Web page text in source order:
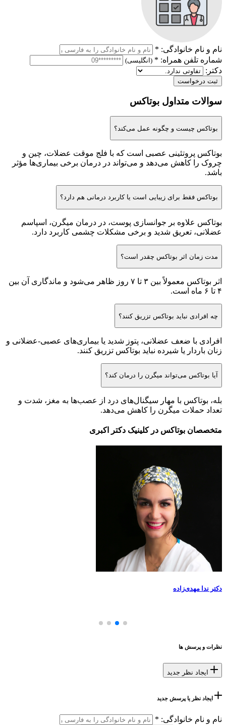
نام و نام خانوادگی: *
شماره تلفن همراه: * (انگلیسی)
دکتر:
ثبت درخواست
سوالات متداول بوتاکس
بوتاکس چیست و چگونه عمل می‌کند؟
بوتاکس پروتئینی عصبی است که با فلج موقت عضلات، چین و
چروک را کاهش می‌دهد و می‌تواند در درمان برخی بیماری‌ها مؤثر
باشد.
بوتاکس فقط برای زیبایی است یا کاربرد درمانی هم دارد؟
بوتاکس علاوه بر جوانسازی پوست، در درمان میگرن، اسپاسم
عضلانی، تعریق شدید و برخی مشکلات چشمی کاربرد دارد.
مدت زمان اثر بوتاکس چقدر است؟
اثر بوتاکس معمولاً بین ۳ تا ۷ روز ظاهر می‌شود و ماندگاری آن بین
۴ تا ۶ ماه است.
چه افرادی نباید بوتاکس تزریق کنند؟
افرادی با ضعف عضلانی، پتوز شدید یا بیماری‌های عصبی-عضلانی و
زنان باردار یا شیرده نباید بوتاکس تزریق کنند.
آیا بوتاکس می‌تواند میگرن را درمان کند؟
بله، بوتاکس با مهار سیگنال‌های درد از عصب‌ها به مغز، شدت و
تعداد حملات میگرن را کاهش می‌دهد.
متخصصان بوتاکس در کلینیک دکتر اکبری
دکتر ندا مهدی‌زاده
نظرات و پرسش ها
ایجاد نظر یا پرسش جدید
نام و نام خانوادگی: *